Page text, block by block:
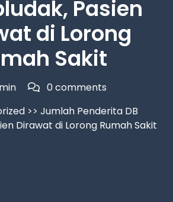
Pasien
di Lorong
Sakit
0 comments
>> Jumlah Penderita DB
Dirawat di Lorong Rumah Sakit